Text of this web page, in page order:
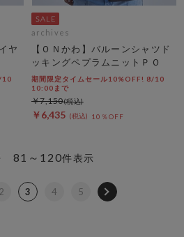
ヤ
10
archives
【ＯＮかわ】バルーンシャツド
ッキングペプラムニットＰＯ
期間限定タイムセール10%OFF! 8/10
10:00まで
￥6,435 10％OFF
￥7,150
81～120件表示
2 3 4 5